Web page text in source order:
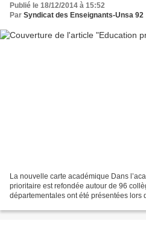
Publié le 18/12/2014 à 15:52
Par Syndicat des Enseignants-Unsa 92
La nouvelle carte académique Dans
prioritaire est refondée autour de 96
départementales ont été présentées lors